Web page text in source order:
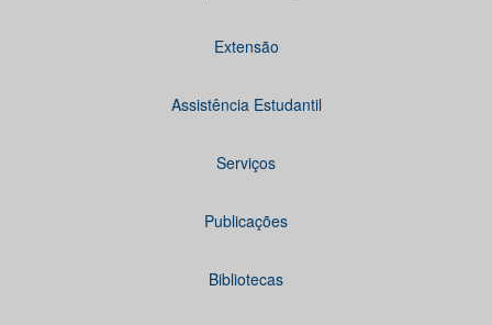
Extensão
Assistência Estudantil
Serviços
Publicações
Bibliotecas